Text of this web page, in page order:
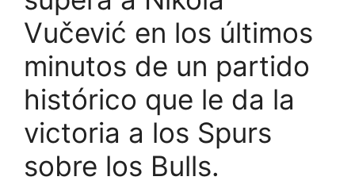
Vučević en los últimos
minutos de un partido
histórico que le da la
victoria a los Spurs
sobre los Bulls.